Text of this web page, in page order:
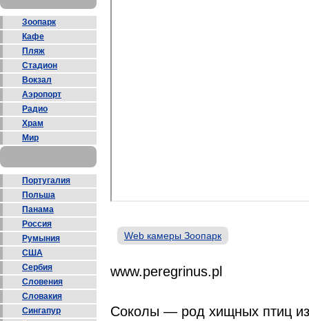
Зоопарк
Кафе
Пляж
Стадион
Вокзал
Аэропорт
Радио
Храм
Мир
Португалия
Польша
Панама
Россия
Румыния
США
Сербия
Словения
Словакия
Сингапур
Web камеры Зоопарк
www.peregrinus.pl
Соколы — род хищных птиц